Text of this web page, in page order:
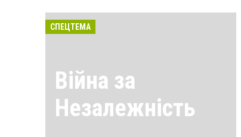
СПЕЦТЕМА
Війна за
Незалежність